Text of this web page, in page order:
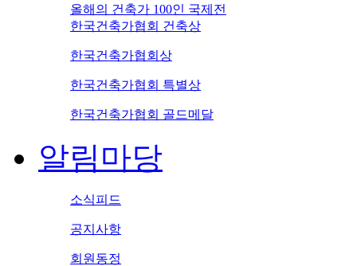
올해의 건축가 100인 국제전
한국건축가협회 건축상
한국건축가협회상
한국건축가협회 특별상
한국건축가협회 골드메달
알림마당
소식피드
공지사항
회원동정